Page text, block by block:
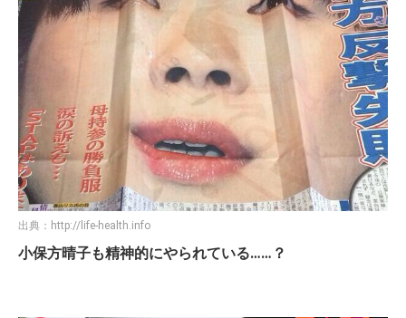
出典： http://life-health.info
小保方晴子も精神的にやられている……？